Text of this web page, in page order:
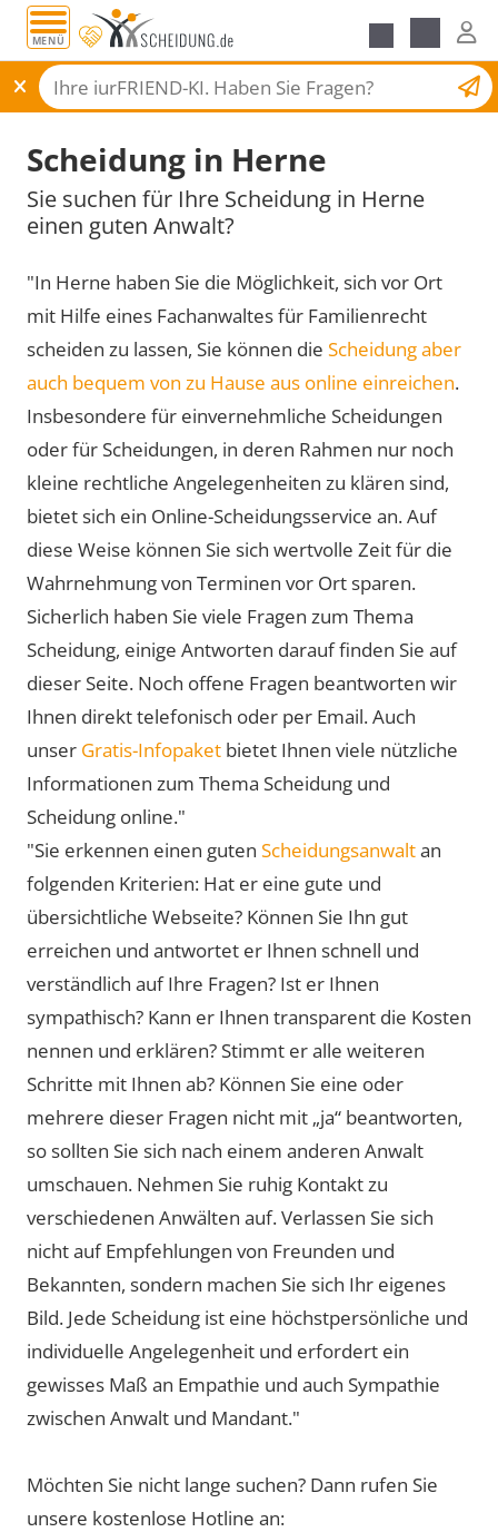
MENÜ
Scheidungsantrag
Scheidung in Herne
Sie suchen für Ihre Scheidung in Herne
einen guten Anwalt?
"In Herne haben Sie die Möglichkeit, sich vor Ort
mit Hilfe eines Fachanwaltes für Familienrecht
scheiden zu lassen, Sie können die Scheidung aber
auch bequem von zu Hause aus online einreichen.
Insbesondere für einvernehmliche Scheidungen
oder für Scheidungen, in deren Rahmen nur noch
kleine rechtliche Angelegenheiten zu klären sind,
bietet sich ein Online-Scheidungsservice an. Auf
diese Weise können Sie sich wertvolle Zeit für die
Wahrnehmung von Terminen vor Ort sparen.
Sicherlich haben Sie viele Fragen zum Thema
Scheidung, einige Antworten darauf finden Sie auf
dieser Seite. Noch offene Fragen beantworten wir
Ihnen direkt telefonisch oder per Email. Auch
unser Gratis-Infopaket bietet Ihnen viele nützliche
Informationen zum Thema Scheidung und
Scheidung online."
"Sie erkennen einen guten Scheidungsanwaltan
folgenden Kriterien: Hat er eine gute und
übersichtliche Webseite? Können Sie Ihn gut
erreichen und antwortet er Ihnen schnell und
verständlich auf Ihre Fragen? Ist er Ihnen
sympathisch? Kann er Ihnen transparent die Kosten
nennen und erklären? Stimmt er alle weiteren
Schritte mit Ihnen ab? Können Sie eine oder
mehrere dieser Fragen nicht mit „ja“ beantworten,
so sollten Sie sich nach einem anderen Anwalt
umschauen. Nehmen Sie ruhig Kontakt zu
verschiedenen Anwälten auf. Verlassen Sie sich
nicht auf Empfehlungen von Freunden und
Bekannten, sondern machen Sie sich Ihr eigenes
Bild. Jede Scheidung ist eine höchstpersönliche und
individuelle Angelegenheit und erfordert ein
gewisses Maß an Empathie und auch Sympathie
zwischen Anwalt und Mandant."
Möchten Sie nicht lange suchen? Dann rufen Sie
unsere kostenlose Hotline an: